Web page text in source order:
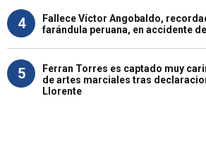
4
Fallece Víctor Angobaldo,
farándula peruana, en accidente
5
Ferran Torres es captado muy
de artes marciales tras
Llorente